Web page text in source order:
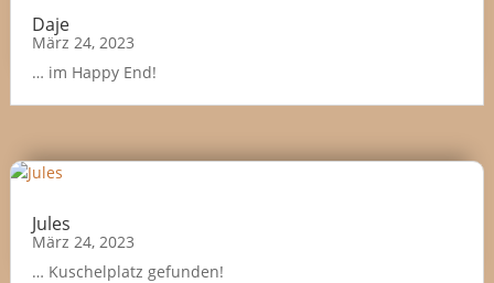
Daje
März 24, 2023
… im Happy End!
Jules
März 24, 2023
… Kuschelplatz gefunden!